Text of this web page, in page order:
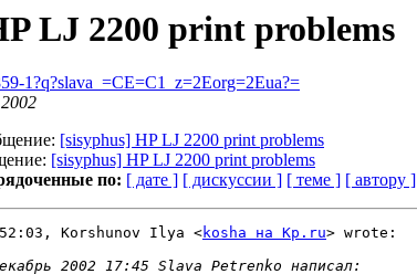
LJ 2200 print problems
1?q?slava_=CE=C1_z=2Eorg=2Eua?=
[sisyphus] HP LJ 2200 print problems
[sisyphus] HP LJ 2200 print problems
по: [ дате ] [ дискуссии ] [ теме ] [ автору ]
Korshunov Ilya <kosha на Kp.ru> wrote: